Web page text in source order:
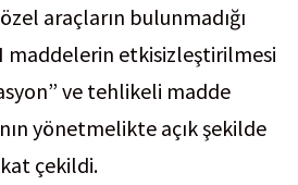
araçların bulunmadığı
maddelerin etkisizleştirilmesi
ve tehlikeli madde
yönetmelikte açık şekilde
çekildi.